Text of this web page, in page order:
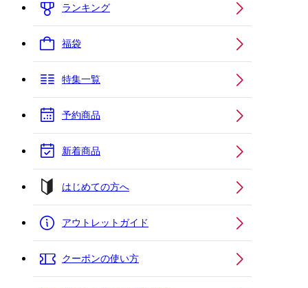
ランキング
福袋
特集一覧
予約商品
新着商品
はじめての方へ
アウトレットガイド
クーポンの使い方